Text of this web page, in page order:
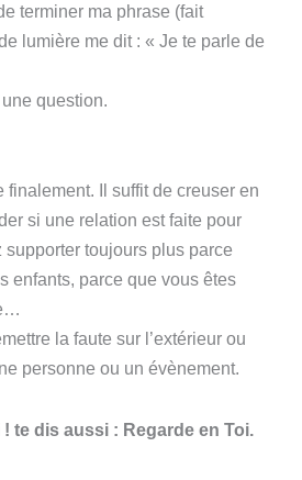
terminer ma phrase (fait
lumière me dit : « Je te parle de
une question.
finalement. Il suffit de creuser en
si une relation est faite pour
supporter toujours plus parce
enfants, parce que vous êtes
la faute sur l’extérieur ou
personne ou un évènement.
te dis aussi : Regarde en Toi.